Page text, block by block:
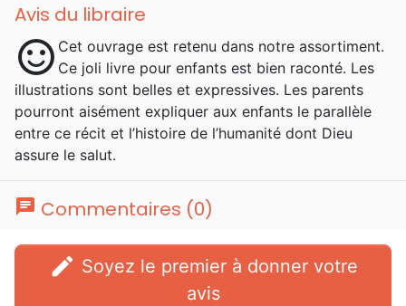
Avis du libraire
sentiment_satisfied Cet ouvrage est retenu dans notre assortiment.
Ce joli livre pour enfants est bien raconté. Les
illustrations sont belles et expressives. Les parents
pourront aisément expliquer aux enfants le parallèle
entre ce récit et l’histoire de l’humanité dont Dieu
assure le salut.
chat Commentaires (0)
edit
avis